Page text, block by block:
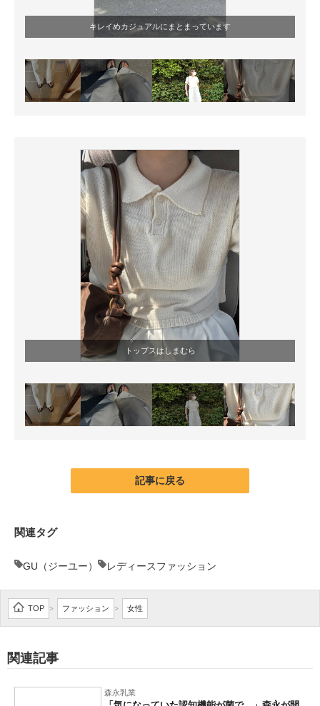
キレイめカジュアルにまとまっています
トップスはしまむら
記事に戻る
関連タグ
GU（ジーユー） レディースファッション
TOP > ファッション > 女性
関連記事
森永乳業